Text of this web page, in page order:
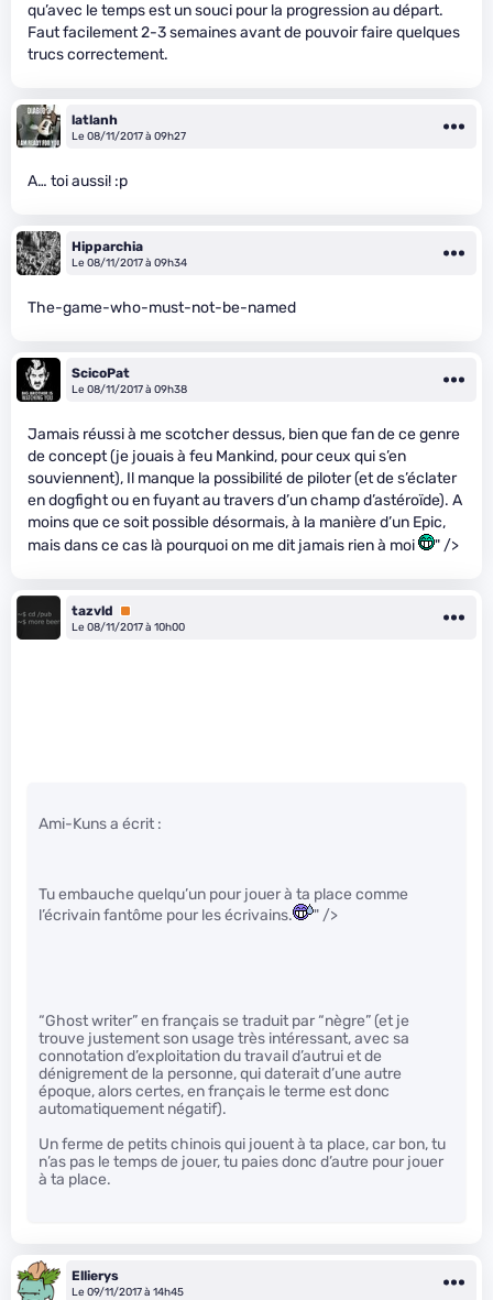
qu’avec le temps est un souci pour la progression au départ.
Faut facilement 2-3 semaines avant de pouvoir faire quelques
trucs correctement.
latlanh
Le 08/11/2017 à 09h27
A… toi aussi! :p
Hipparchia
Le 08/11/2017 à 09h34
The-game-who-must-not-be-named
ScicoPat
Le 08/11/2017 à 09h38
Jamais réussi à me scotcher dessus, bien que fan de ce genre
de concept (je jouais à feu Mankind, pour ceux qui s’en
souviennent), Il manque la possibilité de piloter (et de s’éclater
en dogfight ou en fuyant au travers d’un champ d’astéroïde). A
moins que ce soit possible désormais, à la manière d’un Epic,
mais dans ce cas là pourquoi on me dit jamais rien à moi
" />
tazvld
Premium
Le 08/11/2017 à 10h00
Ami-Kuns a écrit :
Tu embauche quelqu’un pour jouer à ta place comme
l’écrivain fantôme pour les écrivains.
" />
“Ghost writer” en français se traduit par “nègre” (et je
trouve justement son usage très intéressant, avec sa
connotation d’exploitation du travail d’autrui et de
dénigrement de la personne, qui daterait d’une autre
époque, alors certes, en français le terme est donc
automatiquement négatif).
Un ferme de petits chinois qui jouent à ta place, car bon, tu
n’as pas le temps de jouer, tu paies donc d’autre pour jouer
à ta place.
Ellierys
Le 09/11/2017 à 14h45